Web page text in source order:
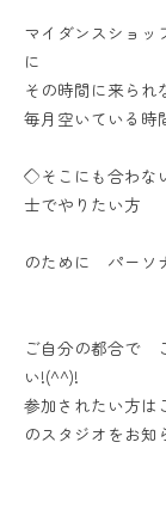
マイダンスショ
に
その時間に来られ
毎月空いている時
◇そこにも合わ
士でやりたい方
のために パーソ
ご自分の都合で
い!(^^)!
参加されたい方は
のスタジオをお知